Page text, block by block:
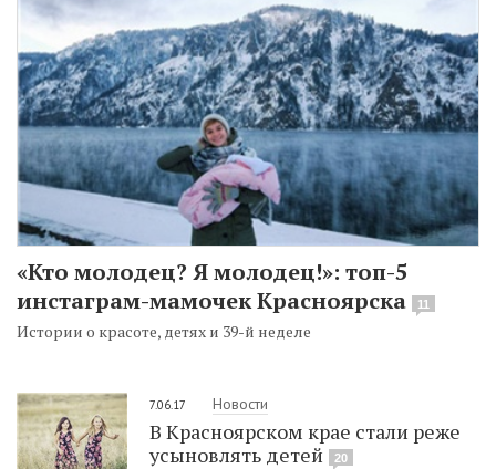
«Кто молодец? Я молодец!»: топ-5
инстаграм-мамочек Красноярска
11
Истории о красоте, детях и 39-й неделе
7.06.17 Новости
В Красноярском крае стали реже
усыновлять детей
20